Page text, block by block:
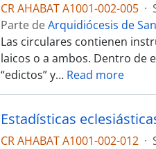
CR AHABAT A1001-002-005 ·
Parte deArquidiócesis de
Las circulares contienen
laicos o a ambos. Dentro de
“edictos” y… Read more
Estadísticas
CR AHABAT A1001-002-012 ·